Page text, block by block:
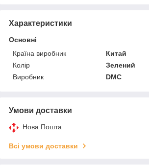
Характеристики
Основні
Країна виробник
Китай
Колір
Зелений
Виробник
DMC
Умови доставки
Нова Пошта
Всі умови доставки